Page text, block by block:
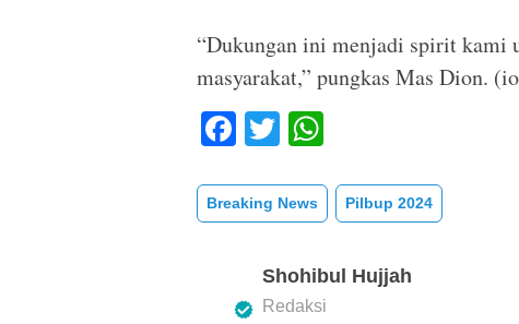
“Dukungan ini menjadi spirit kami
masyarakat,” pungkas Mas Dion.
F
c
e
o
T
tt
er
at
s
A
p
Breaking News Pilbup 2024
Shohibul Hujjah
Redaksi